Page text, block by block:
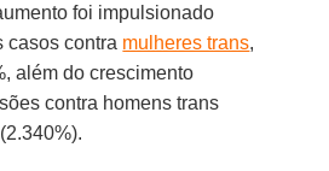
foi impulsionado
casos contra mulheres trans,
além do crescimento
contra homens trans